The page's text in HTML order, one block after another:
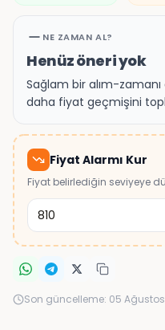
NE ZAMAN AL?
Henüz öneri yok
Sağlam bir alım-
daha fiyat geçmişini
Fiyat Alarmı Kur
Fiyat belirlediğin seviyeye
Son güncelleme: 05 Ağustos